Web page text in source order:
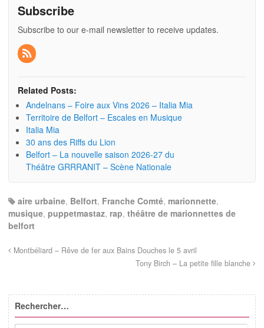
Subscribe
Subscribe to our e-mail newsletter to receive updates.
Related Posts:
Andelnans – Foire aux Vins 2026 – Italia Mia
Territoire de Belfort – Escales en Musique
Italia Mia
30 ans des Riffs du Lion
Belfort – La nouvelle saison 2026-27 du
Théâtre GRRRANIT – Scène Nationale
aire urbaine, Belfort, Franche Comté, marionnette,
musique, puppetmastaz, rap, théâtre de marionnettes de
belfort
Montbéliard – Rêve de fer aux Bains Douches le 5 avril
Tony Birch – La petite fille blanche
Rechercher…